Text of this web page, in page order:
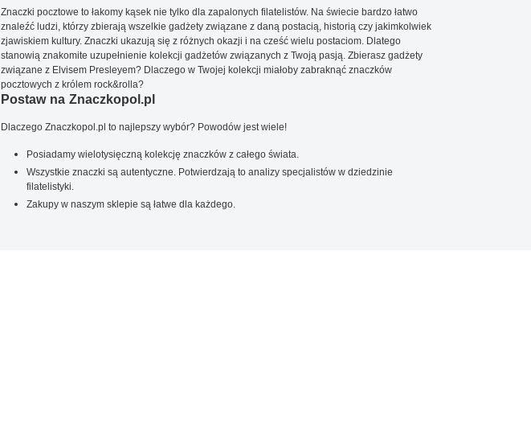
Znaczki pocztowe to łakomy kąsek nie tylko dla zapalonych filatelistów. Na świecie bardzo łatwo
znaleźć ludzi, którzy zbierają wszelkie gadżety związane z daną postacią, historią czy jakimkolwiek
zjawiskiem kultury. Znaczki ukazują się z różnych okazji i na cześć wielu postaciom. Dlatego
stanowią znakomite uzupełnienie kolekcji gadżetów związanych z Twoją pasją. Zbierasz gadżety
związane z Elvisem Presleyem? Dlaczego w Twojej kolekcji miałoby zabraknąć znaczków
pocztowych z królem rock&rolla?
Postaw na Znaczkopol.pl
Dlaczego Znaczkopol.pl to najlepszy wybór? Powodów jest wiele!
Posiadamy wielotysięczną kolekcję znaczków z całego świata.
Wszystkie znaczki są autentyczne. Potwierdzają to analizy specjalistów w dziedzinie
filatelistyki.
Zakupy w naszym sklepie są łatwe dla każdego.